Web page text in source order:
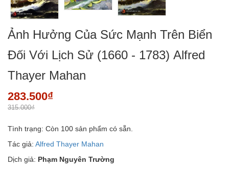
Ảnh Hưởng Của Sức Mạnh Trên Biển
Đối Với Lịch Sử (1660 - 1783) Alfred
Thayer Mahan
283.500₫
315.000₫
Tình trạng: Còn 100 sản phẩm có sẵn.
Tác giả: Alfred Thayer Mahan
Dịch giả: Phạm Nguyên Trường